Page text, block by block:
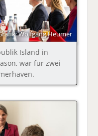
Wolfgang Heumer
Island in
war für zwei